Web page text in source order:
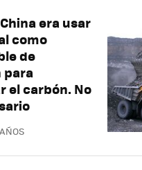
era usar
como
de
para
el carbón. No